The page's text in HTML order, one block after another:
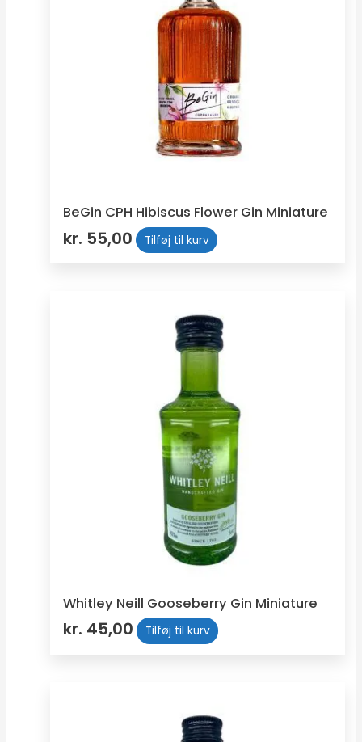
BeGin CPH Hibiscus Flower Gin Miniature
kr. 55,00 Tilføj til kurv
Whitley Neill Gooseberry Gin Miniature
kr. 45,00 Tilføj til kurv